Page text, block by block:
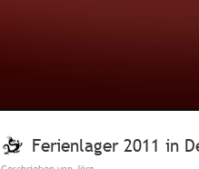
Ferienlager 2011 in